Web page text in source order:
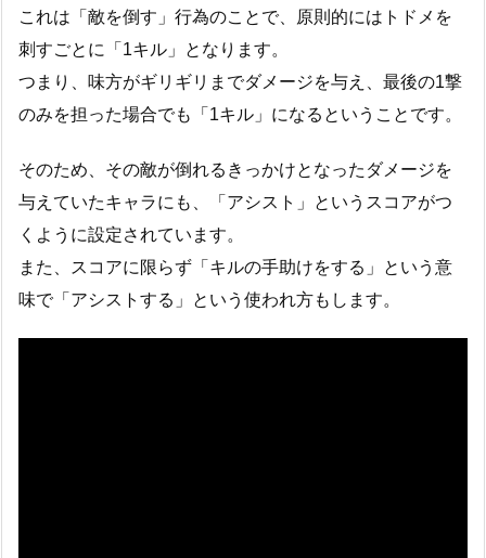
これは「敵を倒す」行為のことで、原則的にはトドメを
刺すごとに「1キル」となります。
つまり、味方がギリギリまでダメージを与え、最後の1撃
のみを担った場合でも「1キル」になるということです。
そのため、その敵が倒れるきっかけとなったダメージを
与えていたキャラにも、「アシスト」というスコアがつ
くように設定されています。
また、スコアに限らず「キルの手助けをする」という意
味で「アシストする」という使われ方もします。